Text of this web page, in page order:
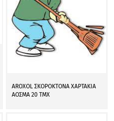
AROXOL ΣΚΟΡΟΚΤΟΝΑ ΧΑΡΤΑΚΙΑ
ΑΟΣΜΑ 20 ΤΜΧ